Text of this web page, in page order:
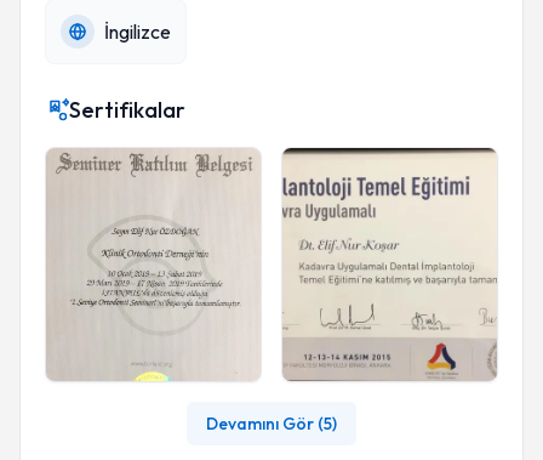
İngilizce
Sertifikalar
Devamını Gör (5)